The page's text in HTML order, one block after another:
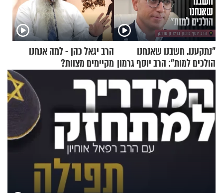
"נתקענו. חשבנו שאנחנו
הולכים למות": הרב יוסף גרמון
בריאיון מרתק
הרב יגאל כהן - למה אנחנו
מקיימים מצוות?